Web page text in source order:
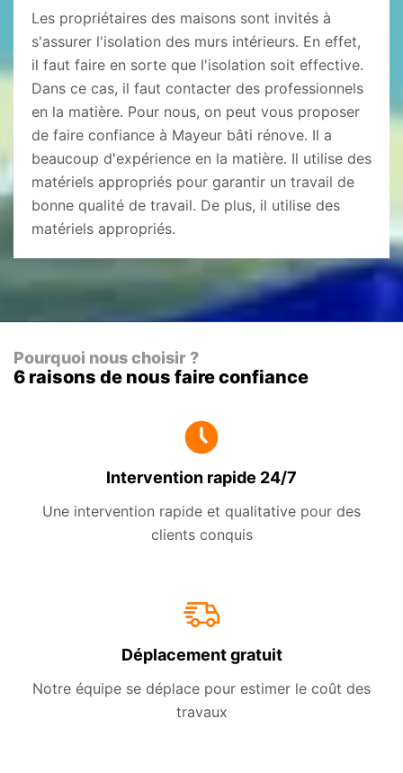
Les propriétaires des maisons sont invités à
s'assurer l'isolation des murs intérieurs. En effet,
il faut faire en sorte que l'isolation soit effective.
Dans ce cas, il faut contacter des professionnels
en la matière. Pour nous, on peut vous proposer
de faire confiance à Mayeur bâti rénove. Il a
beaucoup d'expérience en la matière. Il utilise des
matériels appropriés pour garantir un travail de
bonne qualité de travail. De plus, il utilise des
matériels appropriés.
Pourquoi nous choisir ?
6 raisons de nous faire confiance
Intervention rapide 24/7
Une intervention rapide et qualitative pour des
clients conquis
Déplacement gratuit
Notre équipe se déplace pour estimer le coût des
travaux